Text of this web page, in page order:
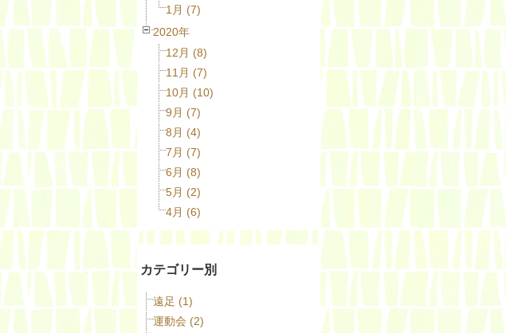
1月 (7)
2020年
12月 (8)
11月 (7)
10月 (10)
9月 (7)
8月 (4)
7月 (7)
6月 (8)
5月 (2)
4月 (6)
カテゴリー別
遠足 (1)
運動会 (2)